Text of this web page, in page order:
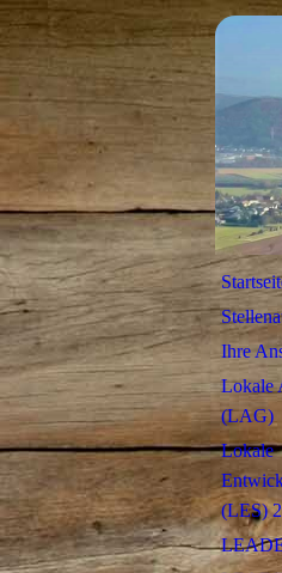
Ihre
Lokale
(LAG)
Lokale
(LES)